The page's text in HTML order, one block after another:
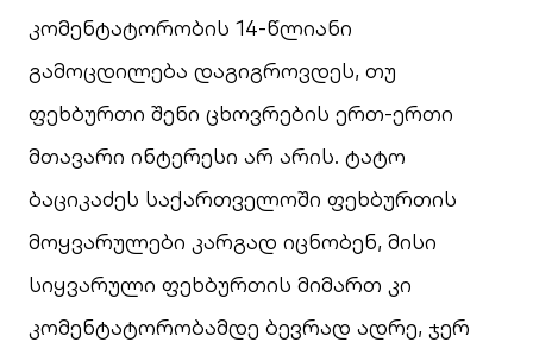
კომენტატორობის 14-წლიანი
გამოცდილება დაგიგროვდეს, თუ
ფეხბურთი შენი ცხოვრების ერთ-ერთი
მთავარი ინტერესი არ არის. ტატო
ბაციკაძეს საქართველოში ფეხბურთის
მოყვარულები კარგად იცნობენ, მისი
სიყვარული ფეხბურთის მიმართ კი
კომენტატორობამდე ბევრად ადრე, ჯერ